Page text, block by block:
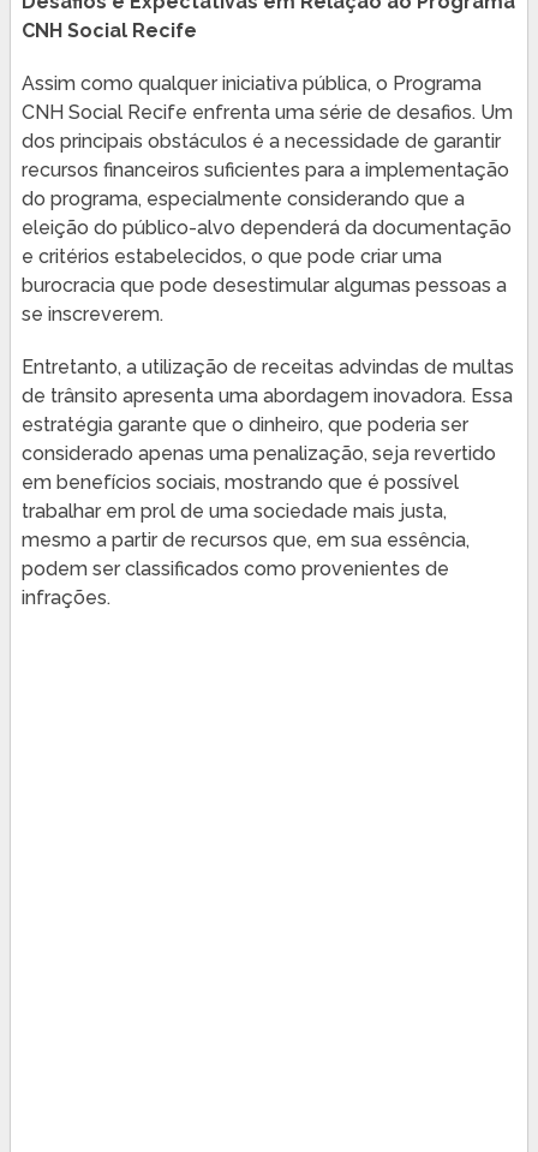
CNH Social Recife
Assim como qualquer iniciativa pública, o Programa
CNH Social Recife enfrenta uma série de desafios. Um
dos principais obstáculos é a necessidade de garantir
recursos financeiros suficientes para a implementação
do programa, especialmente considerando que a
eleição do público-alvo dependerá da documentação
e critérios estabelecidos, o que pode criar uma
burocracia que pode desestimular algumas pessoas a
se inscreverem.
Entretanto, a utilização de receitas advindas de multas
de trânsito apresenta uma abordagem inovadora. Essa
estratégia garante que o dinheiro, que poderia ser
considerado apenas uma penalização, seja revertido
em benefícios sociais, mostrando que é possível
trabalhar em prol de uma sociedade mais justa,
mesmo a partir de recursos que, em sua essência,
podem ser classificados como provenientes de
infrações.